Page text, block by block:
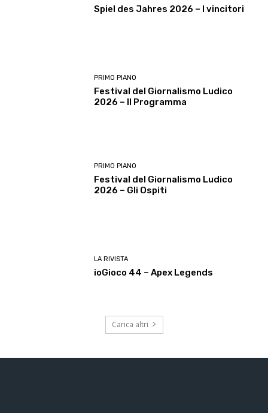
Spiel des Jahres 2026 – I vincitori
PRIMO PIANO
Festival del Giornalismo Ludico
2026 – Il Programma
PRIMO PIANO
Festival del Giornalismo Ludico
2026 – Gli Ospiti
LA RIVISTA
ioGioco 44 – Apex Legends
Carica altri